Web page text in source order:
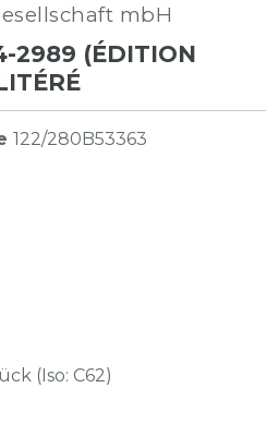
mbH
2989 (ÉDITION
122/280B53363
(Iso: C62)